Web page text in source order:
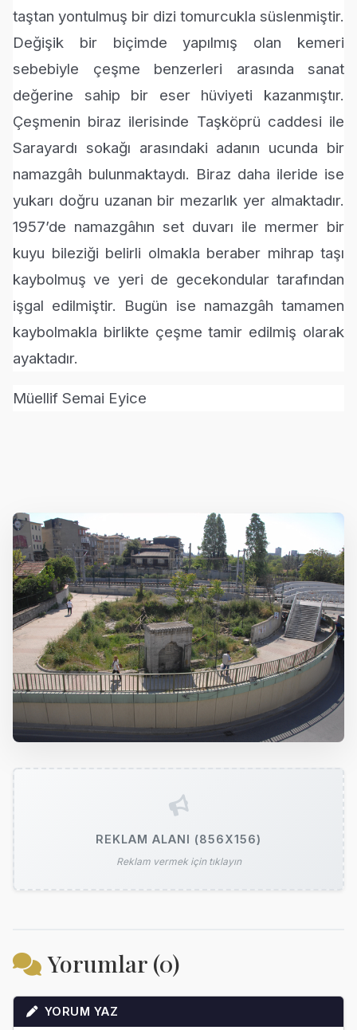
taştan yontulmuş bir dizi tomurcukla süslenmiştir.
Değişik bir biçimde yapılmış olan kemeri
sebebiyle çeşme benzerleri arasında sanat
değerine sahip bir eser hüviyeti kazanmıştır.
Çeşmenin biraz ilerisinde Taşköprü caddesi ile
Sarayardı sokağı arasındaki adanın ucunda bir
namazgâh bulunmaktaydı. Biraz daha ileride ise
yukarı doğru uzanan bir mezarlık yer almaktadır.
1957’de namazgâhın set duvarı ile mermer bir
kuyu bileziği belirli olmakla beraber mihrap taşı
kaybolmuş ve yeri de gecekondular tarafından
işgal edilmiştir. Bugün ise namazgâh tamamen
kaybolmakla birlikte çeşme tamir edilmiş olarak
ayaktadır.
Müellif Semai Eyice
REKLAM ALANI (856X156)
Reklam vermek için tıklayın
Yorumlar (0)
YORUM YAZ